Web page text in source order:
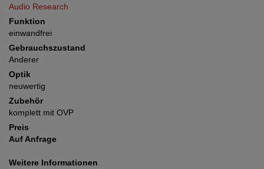
Audio Research
Funktion
einwandfrei
Gebrauchszustand
Anderer
Optik
neuwertig
Zubehör
komplett mit OVP
Preis
Auf Anfrage
Weitere Informationen